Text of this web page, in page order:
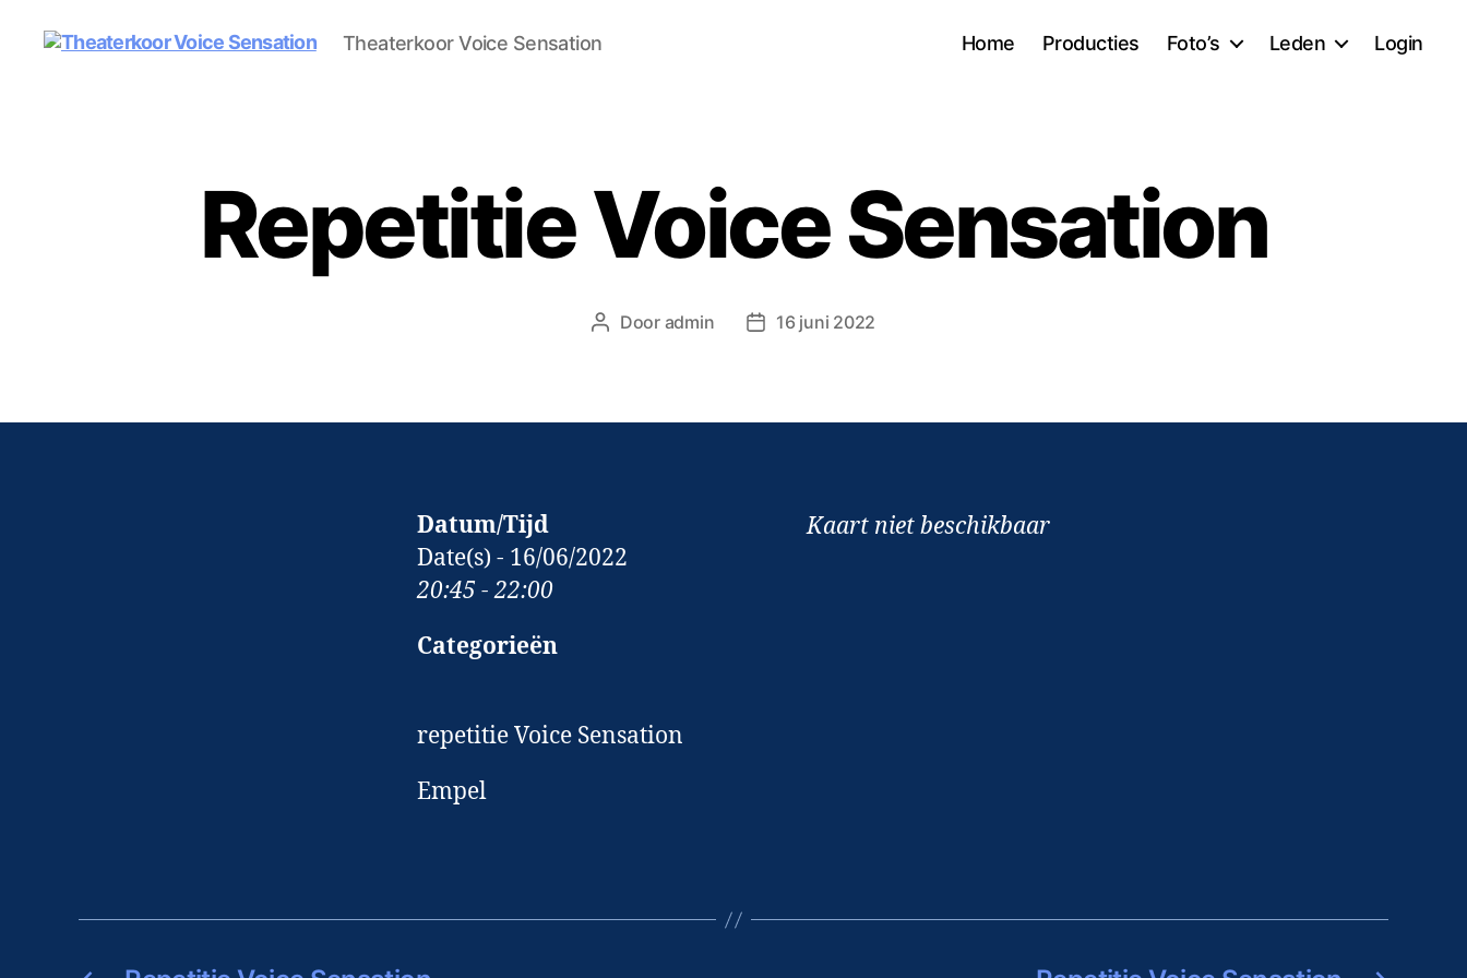
Theaterkoor Voice Sensation Home Producties Foto’s Leden Login
Repetitie Voice Sensation
Berichtauteur
Door admin Berichtdatum
16 juni 2022
Kaart niet beschikbaar
Datum/Tijd
Date(s) - 16/06/2022
20:45 - 22:00
Categorieën
repetitie Voice Sensation
Empel